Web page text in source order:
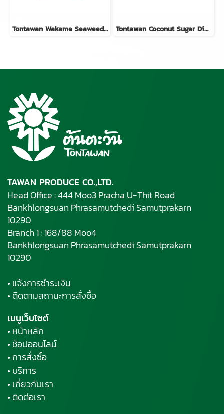
Tontawan Wakame Seaweed 25g Tontawan Coconut Sugar Discs 150g
TAWAN PRODUCE CO.,LTD.
Head Office : 444 Moo3 Pracha U-Thit Road
Bankhlongsuan Phrasamutchedi Samutprakarn
10290
Branch 1 : 168/88 Moo4
Bankhlongsuan Phrasamutchedi Samutprakarn
10290
• แจ้งการชำระเงิน
• ติดตามสถานะการสั่งซื้อ
เมนูเว็บไซต์
• หน้าหลัก
• ช้อปออนไลน์
• การสั่งซื้อ
• บริการ
• เกี่ยวกับเรา
• ติดต่อเรา